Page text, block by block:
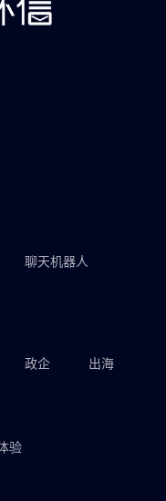
聊天机器人
政企 出海
验